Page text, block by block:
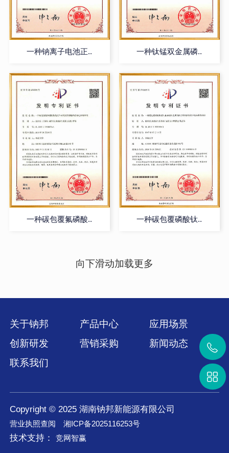
一种钠离子电池正.. 一种钛锰双金属磷..
一种碳包覆氟磷酸.. 一种碳包覆磷酸钛..
向下滑动加载更多
关于钠邦 产品中心
应用场景
创新研发
营销采购
新闻动态
联系我们
Copyright © 2025 湖南钠邦新能源有限公司
营业执照查阅 湘ICP备2025116253号
技术支持：竞网智赢